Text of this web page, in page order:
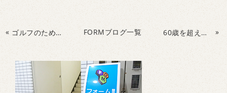
« ゴルフのためのパーソナルトレーニング、ゴルフの結果から導くメンタルアプローチ FORMブログ一覧 60歳を超えても、70歳を超えても、トレーニングで負荷を与えれば筋肉痛になります。筋肉の成長してる可能性があります。 »